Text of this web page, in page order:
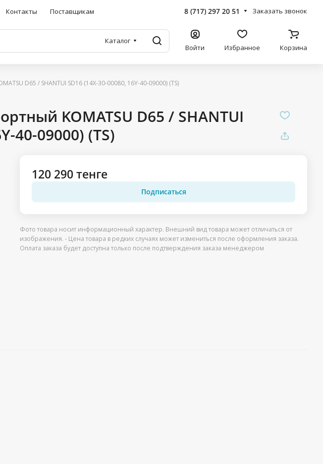
Контакты Поставщикам 8 (717) 297 20 51 Заказать звонок
Каталог
Войти Избранное Корзина
D65 / SHANTUI SD16 (14X-30-00080, 16Y-40-09000) (TS)
KOMATSU D65 / SHANTUI
40-09000) (TS)
120 290 тенге
Подписаться
Фото товара носит информационный характер. Внешний вид товара может отличаться от
изображения. - Цена товара в редких случаях может измениться после оформления заказа.
Оплата заказа будет доступна только после подтверждения заказа менеджером